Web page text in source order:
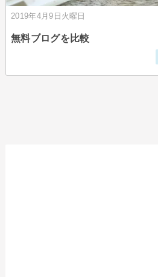
2019年4月9日火曜日
無料ブログを比較